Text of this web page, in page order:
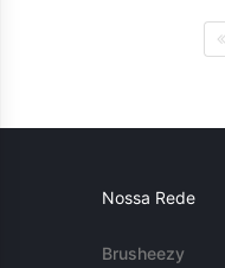
Nossa Rede
Brusheezy